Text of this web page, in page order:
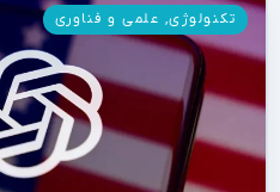
تکنولوژی, علمی و فناوری